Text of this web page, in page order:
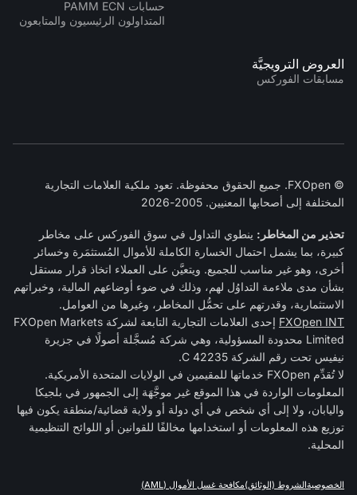
حسابات PAMM ECN
المتداولون الرئيسيون والمتابعون
العروض الترويجيَّة
مسابقات الفوركس
© FXOpen. جميع الحقوق محفوظة. تعود ملكية العلامات التجارية
المختلفة إلى أصحابها المعنيين. 2005-2026
تحذير من المخاطر: ينطوي التداول في سوق الفوركس على مخاطر
كبيرة، بما يشمل احتمال الخسارة الكاملة للأموال المُستثمَرة وخسائر
أخرى، وهو غير مناسب للجميع. ويتعيَّن على العملاء اتخاذ قرار مستقل
بشأن مدى ملاءمة التداوُل لهم، وذلك في ضوء أوضاعهم المالية، وخبراتهم
الاستثمارية، وقدرتهم على تحمُّل المخاطر، وغيرها من العوامل.
FXOpen INT
إحدى العلامات التجارية التابعة لشركة FXOpen Markets
Limited محدودة المسؤولية، وهي شركة مُسجَّلة أصولًا في جزيرة
نيفيس تحت رقم الشركة C 42235.
لا تُقدِّم FXOpen خدماتها للمقيمين في الولايات المتحدة الأمريكية.
المعلومات الواردة في هذا الموقع غير موجَّهَة إلى الجمهور في بلجيكا
واليابان، ولا إلى أي شخص في أي دولة أو ولاية قضائية/منطقة يكون فيها
توزيع هذه المعلومات أو استخدامها مخالفًا للقوانين أو اللوائح التنظيمية
المحلية.
الخصوصيةالشروط (الوثائق)مكافحة غسل الأموال (AML)